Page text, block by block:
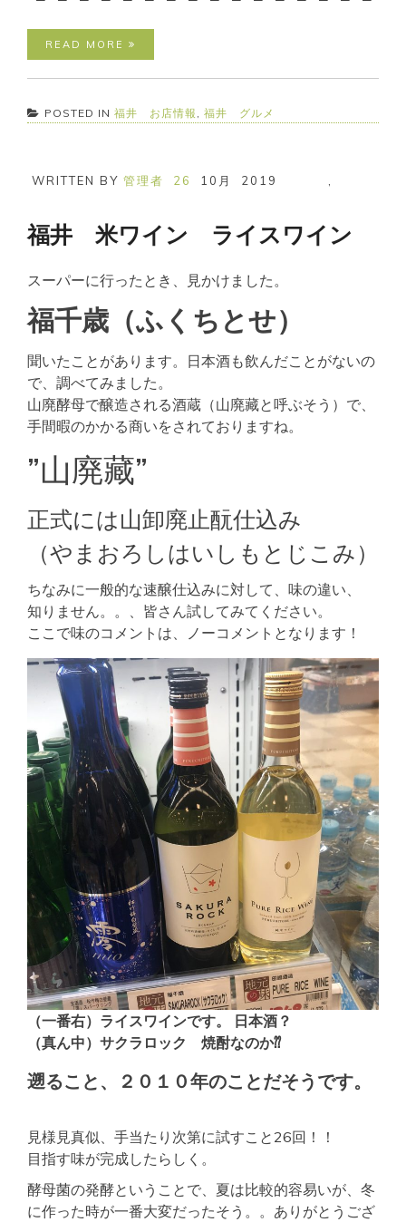
READ MORE
POSTED IN 福井 お店情報 , 福井 グルメ
WRITTEN BY 管理者 26 10月 2019
福井 米ワイン ライスワイン
スーパーに行ったとき、見かけました。
福千歳（ふくちとせ）
聞いたことがあります。日本酒も飲んだことがないの
で、調べてみました。
山廃酵母で醸造される酒蔵（山廃藏と呼ぶそう）で、
手間暇のかかる商いをされておりますね。
”山廃藏”
正式には山卸廃止酛仕込み
（やまおろしはいしもとじこみ）
ちなみに一般的な速醸仕込みに対して、味の違い、
知りません。。、皆さん試してみてください。
ここで味のコメントは、ノーコメントとなります！
（一番右）ライスワインです。 日本酒？
（真ん中）サクラロック 焼酎なのか⁇
遡ること、２０１０年のことだそうです。
見様見真似、手当たり次第に試すこと26回！！
目指す味が完成したらしく。
酵母菌の発酵ということで、夏は比較的容易いが、冬
に作った時が一番大変だったそう。。ありがとうござ